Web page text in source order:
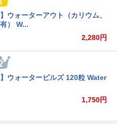
ウォーターアウト（カリウム、
） W...
2,280円
】ウォーターピルズ 120粒 Water
1,750円